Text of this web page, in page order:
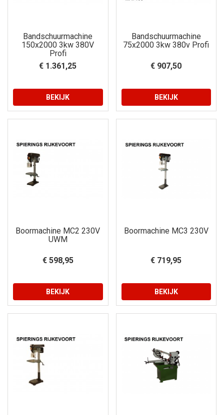
Bandschuurmachine
150x2000 3kw 380V
Profi
€ 1.361,25
BEKIJK
Bandschuurmachine
75x2000 3kw 380v Profi
€ 907,50
BEKIJK
Boormachine MC2 230V
UWM
€ 598,95
BEKIJK
Boormachine MC3 230V
€ 719,95
BEKIJK